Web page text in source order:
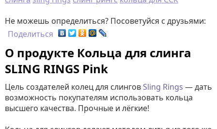
Не можешь определиться? Посоветуйся с друзьями:
Поделиться
О продукте Кольца для слинга
SLING RINGS Pink
Цель создателей колец для слинговSling Rings — дать
возможность покупателям использовать кольца
высшего качества. Прочные и лёгкие!